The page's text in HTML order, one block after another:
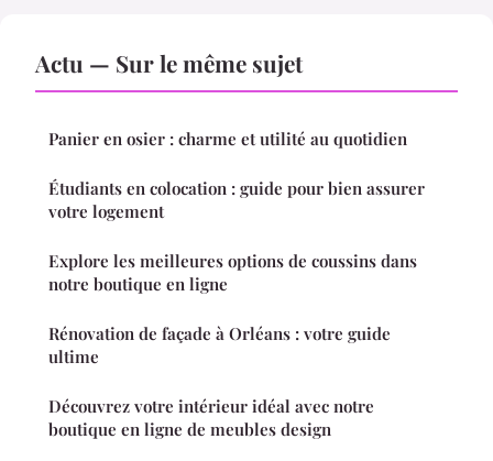
Actu — Sur le même sujet
Panier en osier : charme et utilité au quotidien
Étudiants en colocation : guide pour bien assurer
votre logement
Explore les meilleures options de coussins dans
notre boutique en ligne
Rénovation de façade à Orléans : votre guide
ultime
Découvrez votre intérieur idéal avec notre
boutique en ligne de meubles design